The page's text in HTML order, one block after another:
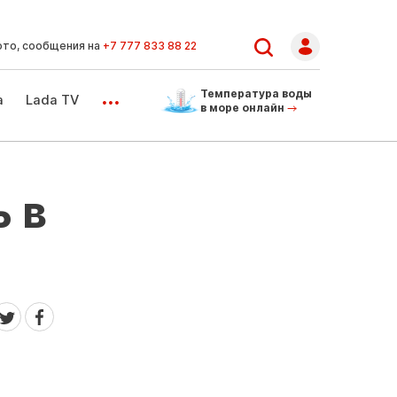
сообщения на +7 777 833 88 22
Lada TV ...
Температура воды
в море онлайн
в